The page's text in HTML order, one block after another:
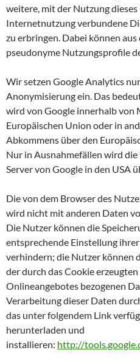
weitere, mit der Nutzung
Internetnutzung verbundene
zu erbringen. Dabei können
pseudonyme Nutzungsprofile
Wir setzen Google Analytics
Anonymisierung ein. Das
wird von Google innerhalb von
Europäischen Union oder in
Abkommens über den
Nur in Ausnahmefällen wird
Server von Google in den USA
Die von dem Browser des
wird nicht mit anderen Daten
Die Nutzer können die
entsprechende Einstellung
verhindern; die Nutzer können
der durch das Cookie
Onlineangebotes bezogenen
Verarbeitung dieser Daten
das unter folgendem Link
herunterladen und
installieren: http://